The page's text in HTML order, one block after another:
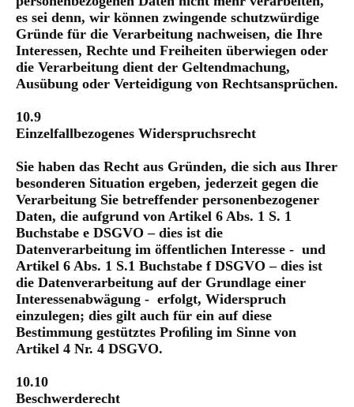
es sei denn, wir können zwingende schutzwürdige
Gründe für die Verarbeitung nachweisen, die Ihre
Interessen, Rechte und Freiheiten überwiegen oder
die Verarbeitung dient der Geltendmachung,
Ausübung oder Verteidigung von Rechtsansprüchen.
10.9
Einzelfallbezogenes Widerspruchsrecht
Sie haben das Recht aus Gründen, die sich aus Ihrer
besonderen Situation ergeben, jederzeit gegen die
Verarbeitung Sie betreffender personenbezogener
Daten, die aufgrund von Artikel 6 Abs. 1 S. 1
Buchstabe e DSGVO – dies ist die
Datenverarbeitung im öffentlichen Interesse - und
Artikel 6 Abs. 1 S.1 Buchstabe f DSGVO – dies ist
die Datenverarbeitung auf der Grundlage einer
Interessenabwägung - erfolgt, Widerspruch
einzulegen; dies gilt auch für ein auf diese
Bestimmung gestütztes Proﬁling im Sinne von
Artikel 4 Nr. 4 DSGVO.
10.10
Beschwerderecht